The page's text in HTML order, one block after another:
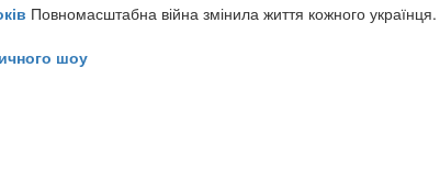
Повномасштабна війна змінила життя кожного
шоу